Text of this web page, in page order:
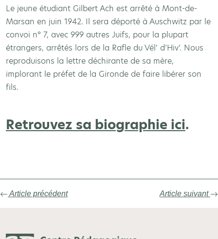
Le jeune étudiant Gilbert Ach est arrêté à Mont-de-
Marsan en juin 1942. Il sera déporté à Auschwitz par le
convoi n° 7, avec 999 autres Juifs, pour la plupart
étrangers, arrêtés lors de la Rafle du Vél’ d’Hiv’. Nous
reproduisons la lettre déchirante de sa mère,
implorant le préfet de la Gironde de faire libérer son
fils.
Retrouvez sa biographie ici.
Article précédent Article suivant